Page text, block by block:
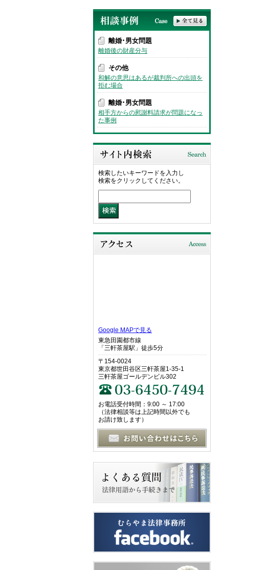
離婚･男女問題
離婚後の財産分与
その他
和解の意思はあるが裁判所への出頭を
拒む場合
離婚･男女問題
相手方からの慰謝料請求が問題になっ
た事例
検索したいキーワードを入力し
検索をクリックしてください。
Google MAPで見る
東急田園都市線
「三軒茶屋駅」徒歩5分
〒154-0024
東京都世田谷区三軒茶屋1-35-1
三軒茶屋ゴールデンビル302
お電話受付時間：9:00 ～ 17:00
（法律相談等は上記時間以外でも
お請け致します）